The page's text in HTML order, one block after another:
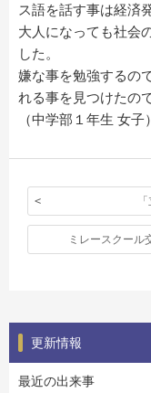
ス語を話す事は経済
大人になっても社会
した。
嫌な事を勉強するの
れる事を見つけたの
（中学部１年生 女子）
ミレースクール
更新情報
最近の出来事